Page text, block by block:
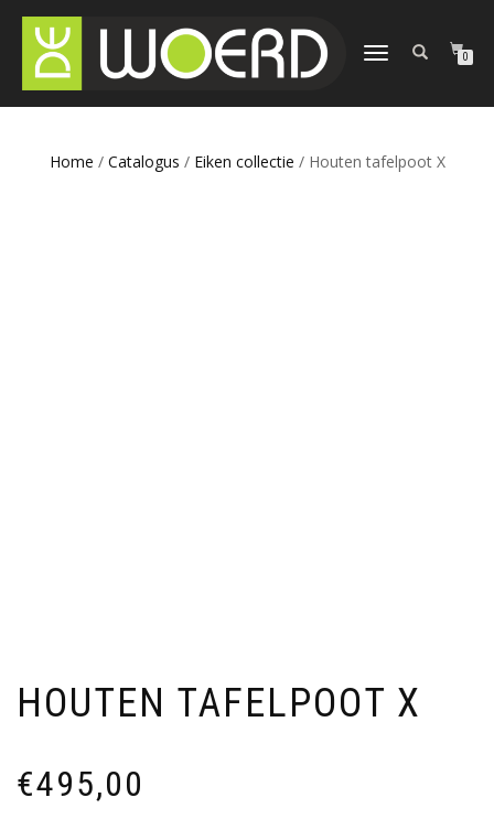
SCHAKEL
0
Home / Catalogus / Eiken collectie / Houten tafelpoot X
HOUTEN TAFELPOOT X
€495,00